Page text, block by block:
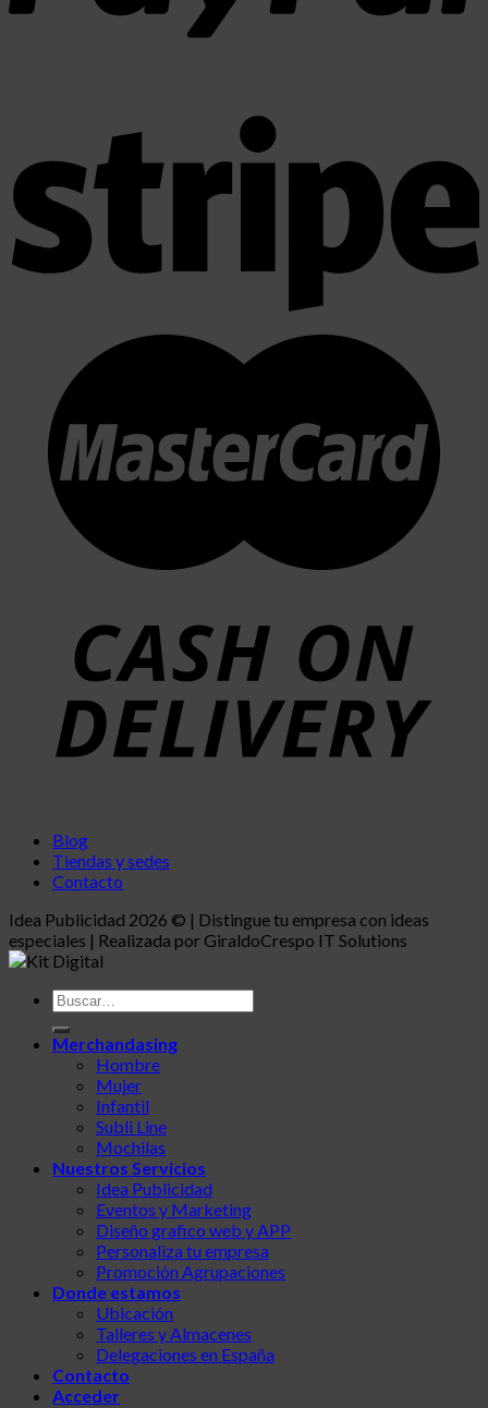
Blog
Tiendas y sedes
Contacto
Idea Publicidad 2026 © | Distingue tu empresa con ideas
especiales | Realizada por GiraldoCrespo IT Solutions
Buscar
por:
Merchandasing
Hombre
Mujer
Infantil
Subli Line
Mochilas
Nuestros Servicios
Idea Publicidad
Eventos y Marketing
Diseño grafico web y APP
Personaliza tu empresa
Promoción Agrupaciones
Donde estamos
Ubicación
Talleres y Almacenes
Delegaciones en España
Contacto
Acceder